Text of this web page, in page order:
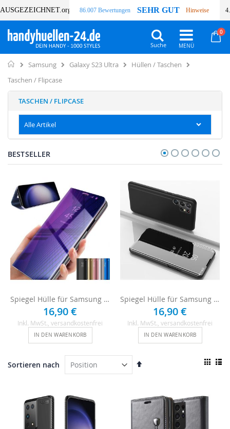
AUSGEZEICHNET.org 86.007 Bewertungen SEHR GUT Hinweise
0
Suche
Home
Samsung Galaxy S23 Ultra
Hüllen / Taschen
Taschen / Flipcase
BESTSELLER
Spiegel Hülle für Samsung Galaxy S23 Ultra
16,90 €
Inkl. MwSt., versandkostenfrei
IN DEN WARENKORB
Spiegel Hülle für Samsung Galaxy S23 Ultra - Schwarz
16,90 €
Inkl. MwSt., versandkostenfrei
IN DEN WARENKORB
Sortieren nach
In
TASCHEN / FLIPCASE
Alle Artikel